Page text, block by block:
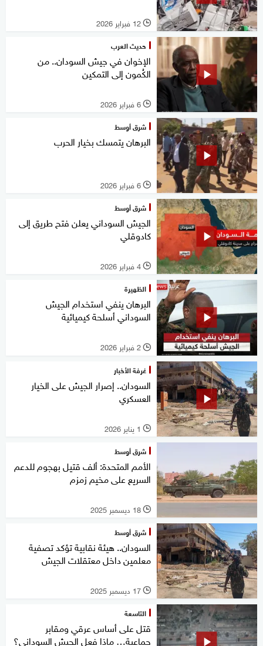
l 12 فبراير 2026
حديث العرب
الإخوان في جيش السودان.. من
الكُمون إلى التمكين
l 6 فبراير 2026
شرق أوسط
البرهان يتمسك بخيار الحرب
l 6 فبراير 2026
شرق أوسط
الجيش السوداني يعلن فتح طريق إلى
كادوقلي
l 4 فبراير 2026
الظهيرة
البرهان ينفي استخدام الجيش
السوداني أسلحة كيميائية
l 2 فبراير 2026
غرفة الأخبار
السودان.. إصرار الجيش على الخيار
العسكري
l 1 يناير 2026
شرق أوسط
الأمم المتحدة: ألف قتيل بهجوم للدعم
السريع على مخيم زمزم
l 18 ديسمبر 2025
شرق أوسط
السودان.. هيئة نقابية تؤكد تصفية
معلمين داخل معتقلات الجيش
l 17 ديسمبر 2025
التاسعة
قتل على أساس عرقي ومقابر
جماعية… ماذا فعل الجيش السوداني؟